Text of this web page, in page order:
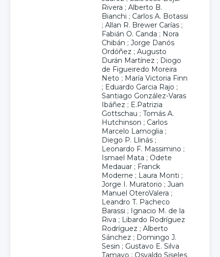
Rivera ; Alberto B.
Bianchi ; Carlos A. Botassi
; Allan R. Brewer Carías ;
Fabián O. Canda ; Nora
Chibán ; Jorge Danós
Ordóñez ; Augusto
Durán Martínez ; Diogo
de Figueiredo Moreira
Neto ; María Victoria Finn
; Eduardo Garcia Rajo ;
Santiago González-Varas
Ibáñez ; E.Patrizia
Gottschau ; Tomás A.
Hutchinson ; Carlos
Marcelo Lamoglia ;
Diego P. Llinás ;
Leonardo F. Massimino ;
Ismael Mata ; Odete
Medauar ; Franck
Moderne ; Laura Monti ;
Jorge I. Muratorio ; Juan
Manuel OteroValera ;
Leandro T. Pacheco
Barassi ; Ignacio M. de la
Riva ; Libardo Rodríguez
Rodríguez ; Alberto
Sánchez ; Domingo J.
Sesin ; Gustavo E. Silva
Tamayo ; Osvaldo Siseles